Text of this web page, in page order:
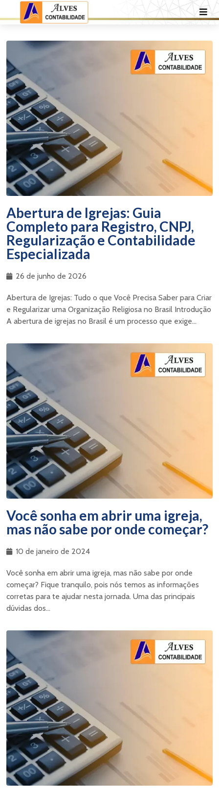
Abertura de Igrejas: Guia
Completo para Registro, CNPJ,
Regularização e Contabilidade
Especializada
26 de junho de 2026
Abertura de Igrejas: Tudo o que Você Precisa Saber para Criar
e Regularizar uma Organização Religiosa no Brasil Introdução
A abertura de igrejas no Brasil é um processo que exige...
Você sonha em abrir uma igreja,
mas não sabe por onde começar?
10 de janeiro de 2024
Você sonha em abrir uma igreja, mas não sabe por onde
começar? Fique tranquilo, pois nós temos as informações
corretas para te ajudar nesta jornada. Uma das principais
dúvidas dos...